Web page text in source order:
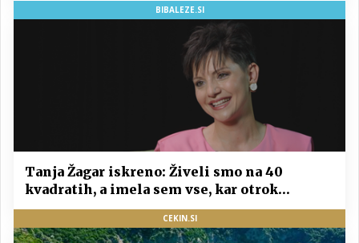
BIBALEZE.SI
Tanja Žagar iskreno: Živeli smo na 40
kvadratih, a imela sem vse, kar otrok
potrebuje
CEKIN.SI